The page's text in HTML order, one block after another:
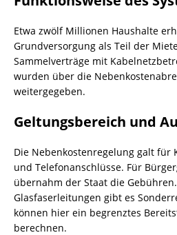
Etwa zwölf Millionen Haushalte
Grundversorgung als Teil der
Sammelverträge mit
wurden über die
weitergegeben.
Geltungsbereich und
Die Nebenkostenregelung galt für
und Telefonanschlüsse. Für
übernahm der Staat die
Glasfaserleitungen gibt es
können hier ein begrenztes
berechnen.